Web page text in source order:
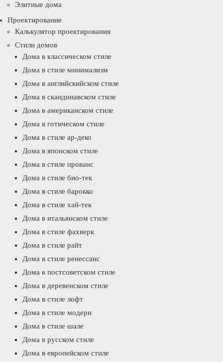
Элитные дома
Проектирование
Калькулятор проектирования
Стили домов
Дома в классическом стиле
Дома в стиле минимализм
Дома в английскийском стиле
Дома в скандинавском стиле
Дома в американском стиле
Дома в готическом стиле
Дома в стиле ар-деко
Дома в японском стиле
Дома в стиле прованс
Дома в стиле био-тек
Дома в стиле барокко
Дома в стиле хай-тек
Дома в итальянском стиле
Дома в стиле фахверк
Дома в стиле райт
Дома в стиле ренессанс
Дома в постсоветском стиле
Дома в деревенском стиле
Дома в стиле лофт
Дома в стиле модерн
Дома в стиле шале
Дома в русском стиле
Дома в европейском стиле